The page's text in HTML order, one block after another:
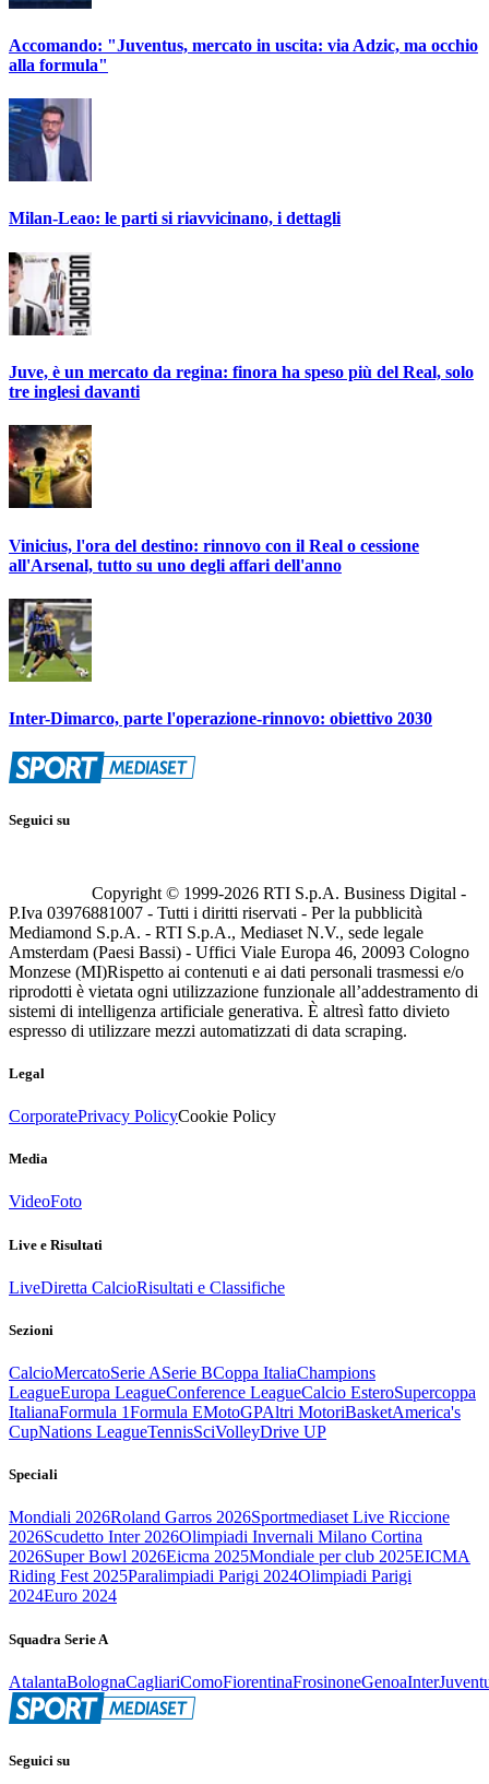
Accomando: "Juventus, mercato in uscita: via Adzic, ma occhio
alla formula"
Milan-Leao: le parti si riavvicinano, i dettagli
Juve, è un mercato da regina: finora ha speso più del Real, solo
tre inglesi davanti
Vinicius, l'ora del destino: rinnovo con il Real o cessione
all'Arsenal, tutto su uno degli affari dell'anno
Inter-Dimarco, parte l'operazione-rinnovo: obiettivo 2030
Seguici su
Copyright © 1999-2026 RTI S.p.A. Business Digital -
P.Iva 03976881007 - Tutti i diritti riservati - Per la pubblicità
Mediamond S.p.A. - RTI S.p.A., Mediaset N.V., sede legale
Amsterdam (Paesi Bassi) - Uffici Viale Europa 46, 20093 Cologno
Monzese (MI)Rispetto ai contenuti e ai dati personali trasmessi e/o
riprodotti è vietata ogni utilizzazione funzionale all’addestramento di
sistemi di intelligenza artificiale generativa. È altresì fatto divieto
espresso di utilizzare mezzi automatizzati di data scraping.
Legal
CorporatePrivacy PolicyCookie Policy
Media
VideoFoto
Live e Risultati
LiveDiretta CalcioRisultati e Classifiche
Sezioni
CalcioMercatoSerie ASerie BCoppa ItaliaChampions
LeagueEuropa LeagueConference LeagueCalcio EsteroSupercoppa
ItalianaFormula 1Formula EMotoGPAltri MotoriBasketAmerica's
CupNations LeagueTennisSciVolleyDrive UP
Speciali
Mondiali 2026Roland Garros 2026Sportmediaset Live Riccione
2026Scudetto Inter 2026Olimpiadi Invernali Milano Cortina
2026Super Bowl 2026Eicma 2025Mondiale per club 2025EICMA
Riding Fest 2025Paralimpiadi Parigi 2024Olimpiadi Parigi
2024Euro 2024
Squadra Serie A
AtalantaBolognaCagliariComoFiorentinaFrosinoneGenoaInter
Seguici su